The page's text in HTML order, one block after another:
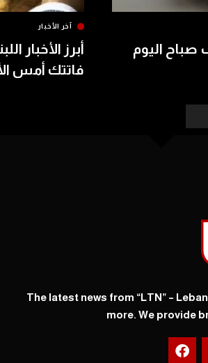
صباح اليوم
آخر الأخبار
أبرز الأخبار
فاتتك أمس الأحد 8
The latest news from “LTN” –
more. We provide